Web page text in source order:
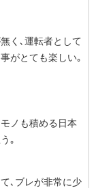
く､運転者として
がとても楽しい｡
ノも積める日本
｡
､ブレが非常に少